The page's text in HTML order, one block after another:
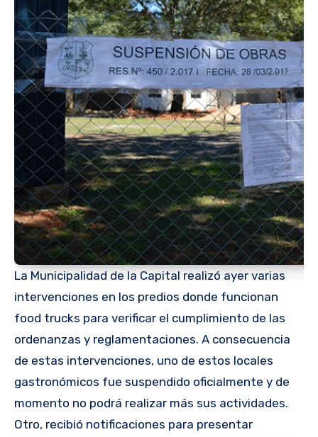
La Municipalidad de la Capital realizó ayer varias
intervenciones en los predios donde funcionan
food trucks para verificar el cumplimiento de las
ordenanzas y reglamentaciones. A consecuencia
de estas intervenciones, uno de estos locales
gastronómicos fue suspendido oficialmente y de
momento no podrá realizar más sus actividades.
Otro, recibió notificaciones para presentar